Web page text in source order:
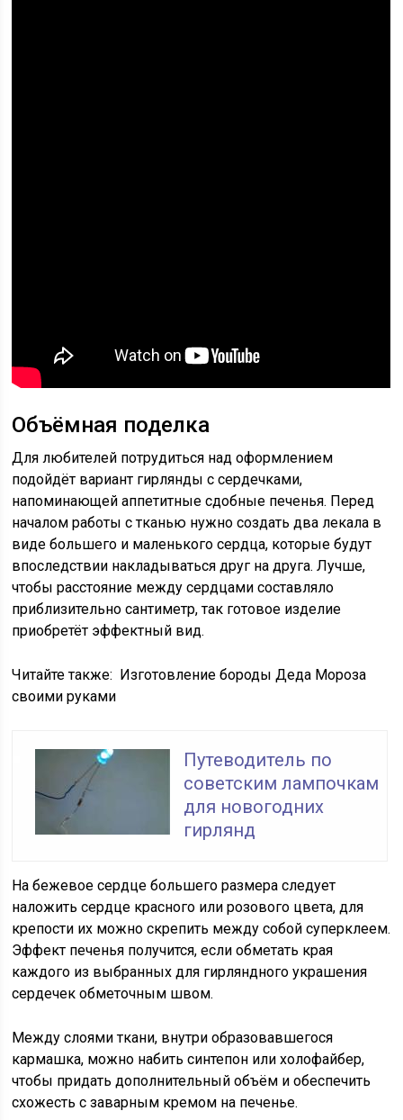
Объёмная поделка
Для любителей потрудиться над оформлением
подойдёт вариант гирлянды с сердечками,
напоминающей аппетитные сдобные печенья. Перед
началом работы с тканью нужно создать два лекала в
виде большего и маленького сердца, которые будут
впоследствии накладываться друг на друга. Лучше,
чтобы расстояние между сердцами составляло
приблизительно сантиметр, так готовое изделие
приобретёт эффектный вид.
Читайте также:
Изготовление бороды Деда Мороза
своими руками
Путеводитель по
советским лампочкам
для новогодних
гирлянд
На бежевое сердце большего размера следует
наложить сердце красного или розового цвета, для
крепости их можно скрепить между собой суперклеем.
Эффект печенья получится, если обметать края
каждого из выбранных для гирляндного украшения
сердечек обметочным швом.
Между слоями ткани, внутри образовавшегося
кармашка, можно набить синтепон или холофайбер,
чтобы придать дополнительный объём и обеспечить
схожесть с заварным кремом на печенье.